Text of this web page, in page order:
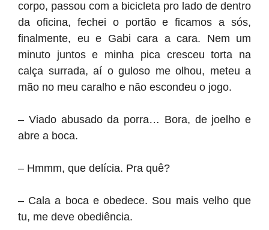
corpo, passou com a bicicleta pro lado de dentro
da oficina, fechei o portão e ficamos a sós,
finalmente, eu e Gabi cara a cara. Nem um
minuto juntos e minha pica cresceu torta na
calça surrada, aí o guloso me olhou, meteu a
mão no meu caralho e não escondeu o jogo.
– Viado abusado da porra… Bora, de joelho e
abre a boca.
– Hmmm, que delícia. Pra quê?
– Cala a boca e obedece. Sou mais velho que
tu, me deve obediência.